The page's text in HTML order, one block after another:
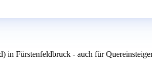
in Fürstenfeldbruck - auch für